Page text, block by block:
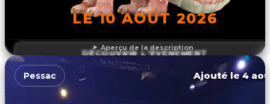
Aperçu de la description
LE 10 AOÛT 2026
DÉCOUVRIR L'ÉVÉNEMENT
Pessac Ajouté le 4